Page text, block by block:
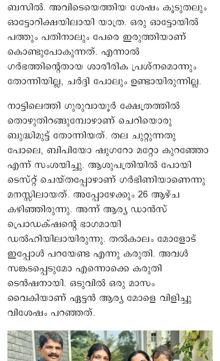
ബസില്‍. അവിടെയെത്തിയ ശേഷം കൂടുതലും
ഓട്ടോറിക്ഷയിലായി യാത്ര. ഒരു ഓട്ടോയില്‍
പത്തും പതിനാലും പേരെ ഇരുത്തിയാണ്
കൊണ്ടുപോകുന്നത്. എന്നാല്‍
ഗര്‍ഭത്തിന്റെതായ ശാരീരിക പ്രശ്നമൊന്നും
തോന്നിയില്ല, ചര്‍ദ്ദി പോലും ഉണ്ടായിരുന്നില്ല.
നാട്ടിലെത്തി ഗുരുവായൂര്‍ ക്ഷേത്രത്തില്‍
തൊഴുതിറങ്ങുമ്പോഴാണ് ചെറിയൊരു
ബുദ്ധിമുട്ട് തോന്നിയത്. തല ചുറ്റുന്നതു
പോലെ, ബിപിയോ ഷുഗറോ മറ്റോ കുറഞ്ഞോ
എന്ന് സംശയിച്ചു. ആശുപത്രിയില്‍ പോയി
ടെസ്റ്റ് ചെയ്തപ്പോഴാണ് ഗർഭിണിയാണെന്നു
മനസ്സിലായത്. അപ്പോഴേക്കും 26 ആഴ്ച
കഴിഞ്ഞിരുന്നു. അന്ന് ആര്യ ഡാൻസ്
പ്രൊഡക്‌ഷന്റെ ഭാഗമായി
ഡൽഹിയിലായിരുന്നു. തല്‍കാലം മോളോട്
ഇപ്പോള്‍ പറയേണ്ട എന്നു കരുതി. അവള്‍
സങ്കടപ്പെടുമോ എന്നൊക്കെ കരുതി
ടെന്‍ഷനായി. ഒടുവില്‍ ഒരു മാസം
വൈകിയാണ് ഏട്ടന്‍ ആര്യ മോളെ വിളിച്ചു
വിശേഷം പറഞ്ഞത്.